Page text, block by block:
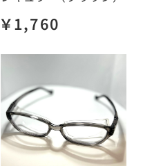
￥1,760